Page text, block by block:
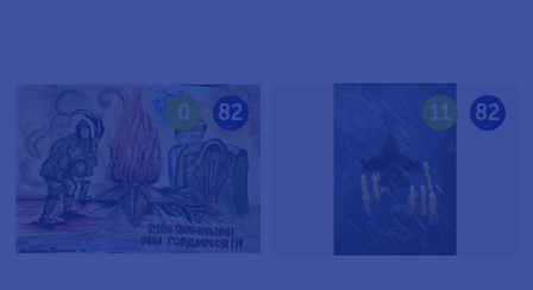
82
0 82
11